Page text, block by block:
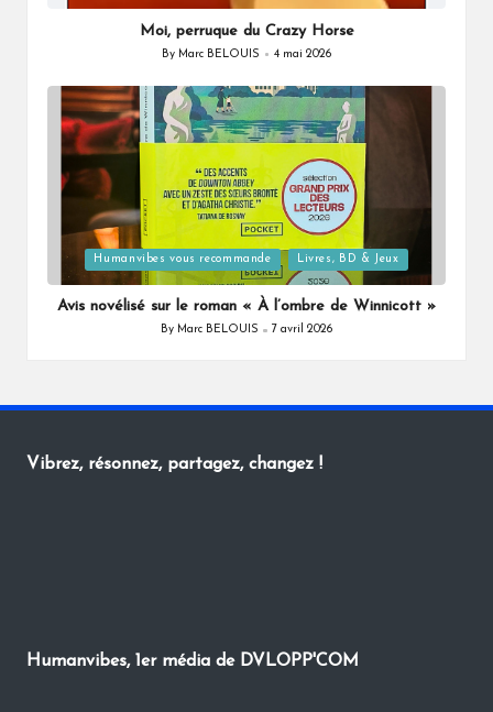
in
Moi, perruque du Crazy Horse
Posted
By Marc BELOUIS 4 mai 2026
Posted
in
Humanvibes vous recommande Livres, BD & Jeux
Avis novélisé sur le roman « À l’ombre de Winnicott »
Posted
By Marc BELOUIS 7 avril 2026
Vibrez, résonnez, partagez, changez !
Humanvibes, 1er média de DVLOPP'COM